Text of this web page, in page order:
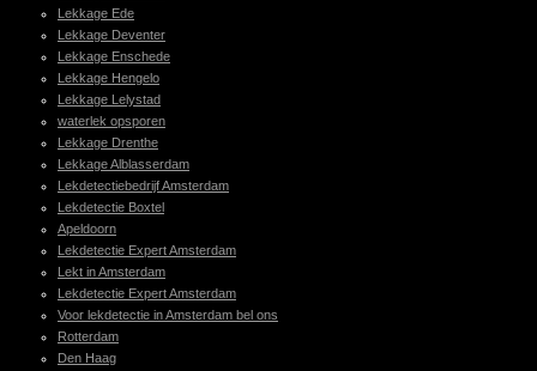
Lekkage Ede
Lekkage Deventer
Lekkage Enschede
Lekkage Hengelo
Lekkage Lelystad
waterlek opsporen
Lekkage Drenthe
Lekkage Alblasserdam
Lekdetectiebedrijf Amsterdam
Lekdetectie Boxtel
Apeldoorn
Lekdetectie Expert Amsterdam
Lekt in Amsterdam
Lekdetectie Expert Amsterdam
Voor lekdetectie in Amsterdam bel ons
Rotterdam
Den Haag